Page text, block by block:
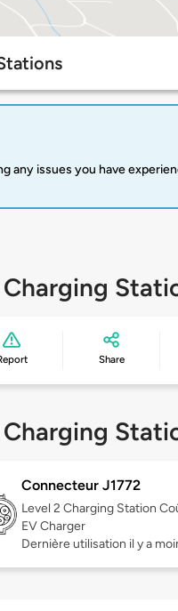
any issues you have
Charging
Share
Charging
Connecteur J1772
Level 2 Charging Station
EV Charger
Dernière utilisation il y a